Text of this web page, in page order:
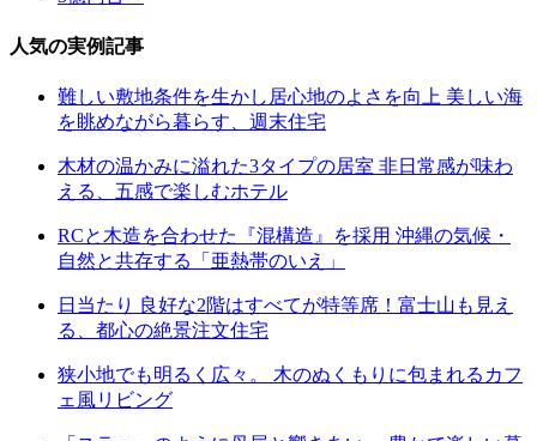
人気の実例記事
難しい敷地条件を生かし居心地のよさを向上 美しい海
を眺めながら暮らす、週末住宅
木材の温かみに溢れた3タイプの居室 非日常感が味わ
える、五感で楽しむホテル
RCと木造を合わせた『混構造』を採用 沖縄の気候・
自然と共存する「亜熱帯のいえ」
日当たり 良好な2階はすべてが特等席！富士山も見え
る、都心の絶景注文住宅
狭小地でも明るく広々。 木のぬくもりに包まれるカフ
ェ風リビング